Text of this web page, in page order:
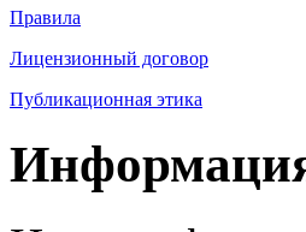
Правила
Лицензионный договор
Публикационная этика